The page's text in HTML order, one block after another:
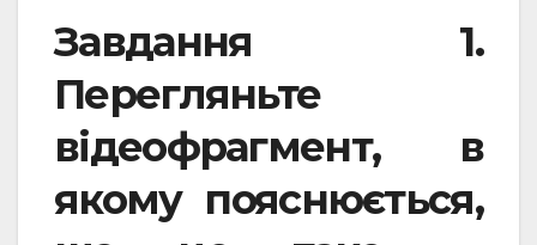
Завдання 1.
Перегляньте
відеофрагмент, в
якому пояснюється,